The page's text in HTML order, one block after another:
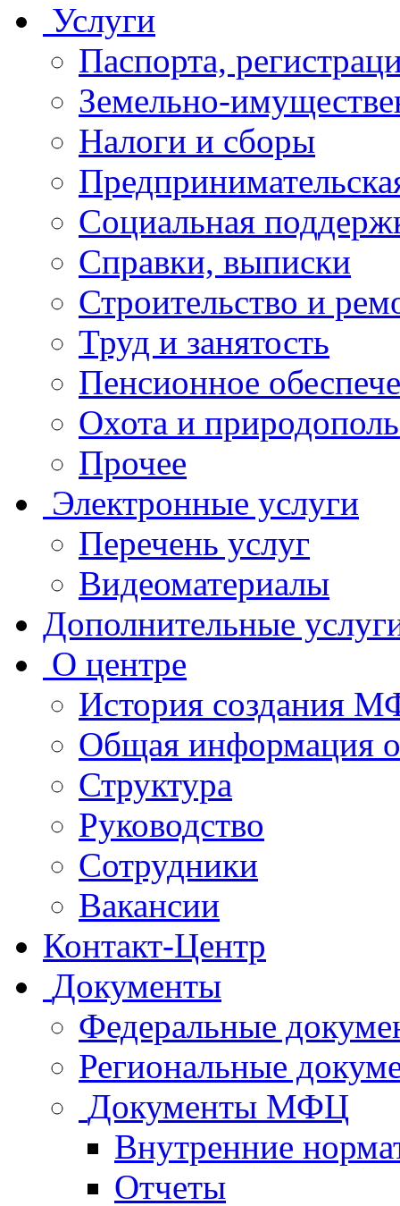
Услуги
Паспорта,
Земельно-
Налоги и сборы
Социальная
Справки, выписки
Строительство и
Труд и занятость
Пенсионное
Охота и
Прочее
Электронные услуги
Перечень услуг
Видеоматериалы
Дополнительные
О центре
История создания
Общая
Структура
Руководство
Сотрудники
Вакансии
Контакт-Центр
Документы
Федеральные
Региональные
Документы МФЦ
Внутренние
Отчеты